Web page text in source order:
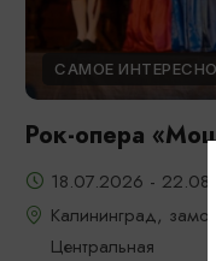
САМОЕ
Рок-опера
18.07.2026 -
Калининград,
Центральная